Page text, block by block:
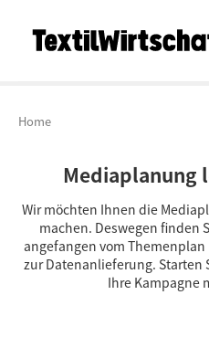
Home
Mediaplanung
Wir möchten Ihnen die
machen. Deswegen finden
angefangen vom
zur Datenanlieferung. Starten
Ihre Kampagne